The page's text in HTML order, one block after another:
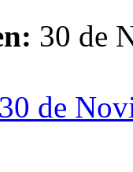
30 de
de